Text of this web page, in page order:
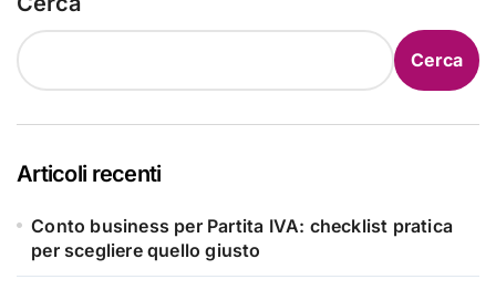
Cerca
Articoli recenti
Conto business per Partita IVA: checklist pratica
per scegliere quello giusto